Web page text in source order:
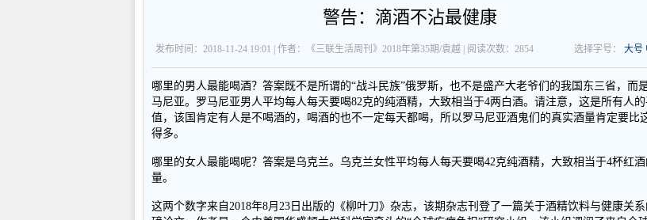
警告：滴酒不沾最健康
选择字号： 大号
发布时间：2018-11-24 19:01 | 作者：《三联生活周刊》2018年第35期/袁越 | 阅读次数：2854
哪里的男人最能喝酒？答案既不是所谓的“战斗民族”俄罗斯，也不是盛产大老爷们的我国东三省，而
马尼亚。罗马尼亚男人平均每人每天要喝82克的纯酒精，大致相当于4两白酒。请注意，这是所有人的
值，该国肯定有人是不喝酒的，喝酒的也不一定每天都喝，所以罗马尼亚酒鬼们的真实酒量肯定要比
得多。
哪里的女人最能喝呢？答案是乌克兰。乌克兰女性平均每人每天要喝42克纯酒精，大致相当于4杯红酒
量。
这两个数字来自2018年8月23日出版的《柳叶刀》杂志，该期杂志刊登了一篇关于酒精饮料与健康关